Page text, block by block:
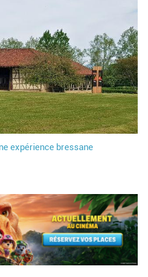
expérience bressane